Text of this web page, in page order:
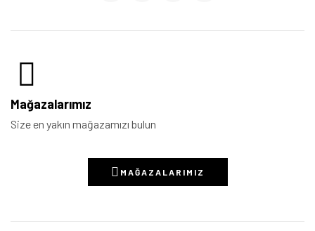
Mağazalarımız
Size en yakın mağazamızı bulun
MAĞAZALARIMIZ